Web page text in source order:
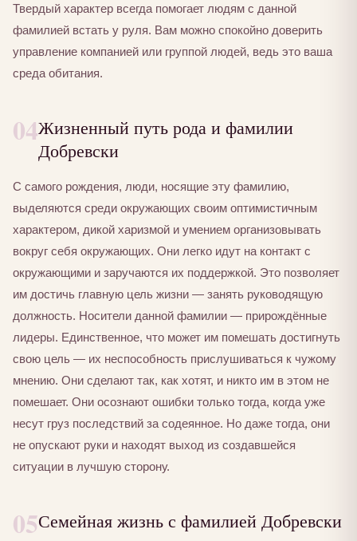
Твердый характер всегда помогает людям с данной
фамилией встать у руля. Вам можно спокойно доверить
управление компанией или группой людей, ведь это ваша
среда обитания.
04Жизненный путь рода и фамилии
Добревски
С самого рождения, люди, носящие эту фамилию,
выделяются среди окружающих своим оптимистичным
характером, дикой харизмой и умением организовывать
вокруг себя окружающих. Они легко идут на контакт с
окружающими и заручаются их поддержкой. Это позволяет
им достичь главную цель жизни — занять руководящую
должность. Носители данной фамилии — прирождённые
лидеры. Единственное, что может им помешать достигнуть
свою цель — их неспособность прислушиваться к чужому
мнению. Они сделают так, как хотят, и никто им в этом не
помешает. Они осознают ошибки только тогда, когда уже
несут груз последствий за содеянное. Но даже тогда, они
не опускают руки и находят выход из создавшейся
ситуации в лучшую сторону.
05Семейная жизнь с фамилией Добревски